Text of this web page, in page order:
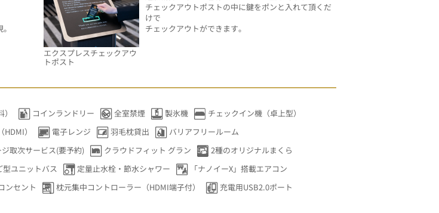
エクスプレスチェックアウ
トポスト
チェックアウトポストの中に鍵をポンと入れて頂くだ
けで
チェックアウトができます。
コインランドリー 全室禁煙 製氷機
チェックイン機（卓上型）
） 電子レンジ 羽毛枕貸出
バリアフリールーム
取次サービス(要予約) クラウドフィット グラン
2種のオリジナルまくら
型ユニットバス 定量止水栓・節水シャワー
「ナノイーX」搭載エアコン
ンセント 枕元集中コントローラー（HDMI端子付）
充電用USB2.0ポート